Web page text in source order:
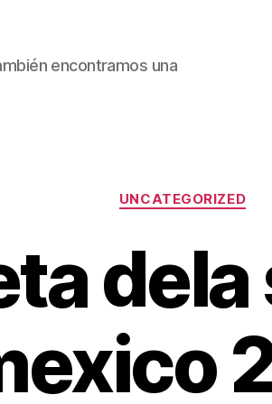
encontramos una
Categorías
UNCATEGORIZED